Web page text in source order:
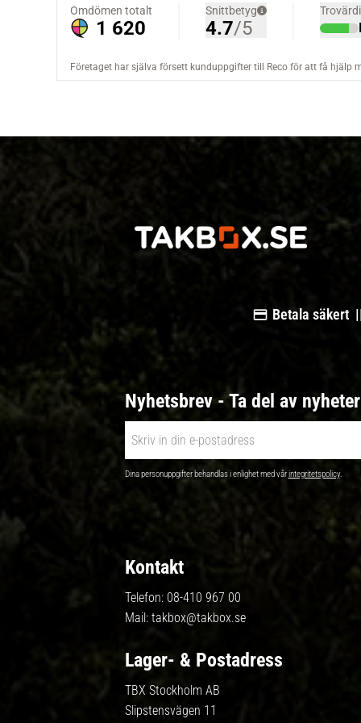
Betala säkert
Nyhetsbrev - Ta del av
Dina personuppgifter behandlas i enlighet med vårintegritetspolicy.
Kontakt
Telefon: 08-410 967 00
Mail: takbox@takbox.se
Lager- & Postadress
TBX Stockholm AB
Slipstensvägen 11